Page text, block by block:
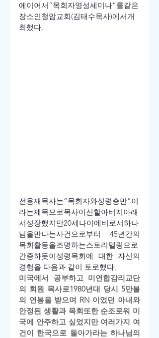
에이어서“목회자영성세미나”를같은
장소인청암교회(김태수목사)에서개
최했다.
전용재목사는“목회자와성령충만”이
라는제목으로목사이신할아버지아래
서성장했지만20세나이에비로서하나
님을만나는사건으로부터 45년간의
목회활동을조명하는스토리텔링으로
간증하듯이성령목회에 대한 자신의
경험을 다음과 같이 토로했다.
미국에서 공부하고 미연합감리교단
의 회원 목사로1980년대 당시 5만불
의 연봉을 받으며 RN 이었던 아내와
안정된 생활과 목회또한 순조로워 미
국에 안주하고 싶었지만 여러가지 여
건이 한국으로 돌아가라는 하나님의